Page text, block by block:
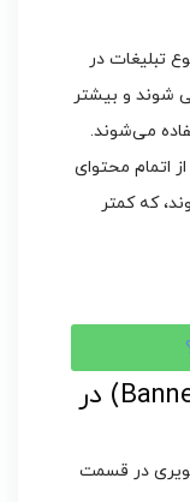
تبلیغات در
و بیشتر
می‌شوند.
اتمام محتوای
که کمتر
کمپین تبلیغ بنری (Banner Ads) در
در قسمت